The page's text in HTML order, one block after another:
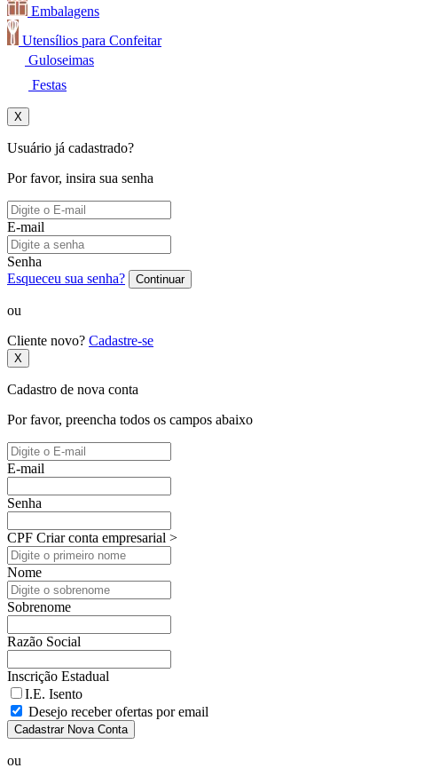
Embalagens
Utensílios para Confeitar
Guloseimas
Festas
X
Usuário já cadastrado?
Por favor, insira sua senha
E-mail
Senha
Esqueceu sua senha?
Continuar
ou
Cliente novo? Cadastre-se
X
Cadastro de nova conta
Por favor, preencha todos os campos abaixo
E-mail
Senha
CPF Criar conta empresarial >
Nome
Sobrenome
Razão Social
Inscrição Estadual
I.E. Isento
Desejo receber ofertas por email
Cadastrar Nova Conta
ou